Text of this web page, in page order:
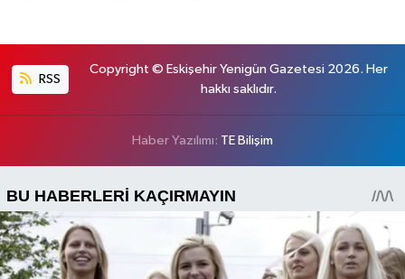
RSS
Copyright © Eskişehir Yenigün Gazetesi 2026. Her
hakkı saklıdır.
Haber Yazılımı: TE Bilişim